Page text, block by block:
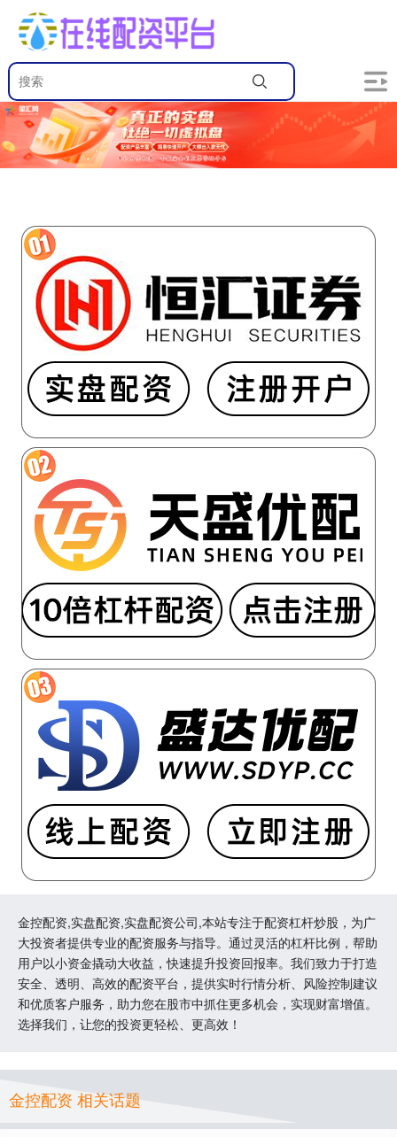
金控配资,实盘配资,实盘配资公司,本站专注于配资杠杆炒股，为广
大投资者提供专业的配资服务与指导。通过灵活的杠杆比例，帮助
用户以小资金撬动大收益，快速提升投资回报率。我们致力于打造
安全、透明、高效的配资平台，提供实时行情分析、风险控制建议
和优质客户服务，助力您在股市中抓住更多机会，实现财富增值。
选择我们，让您的投资更轻松、更高效！
金控配资 相关话题